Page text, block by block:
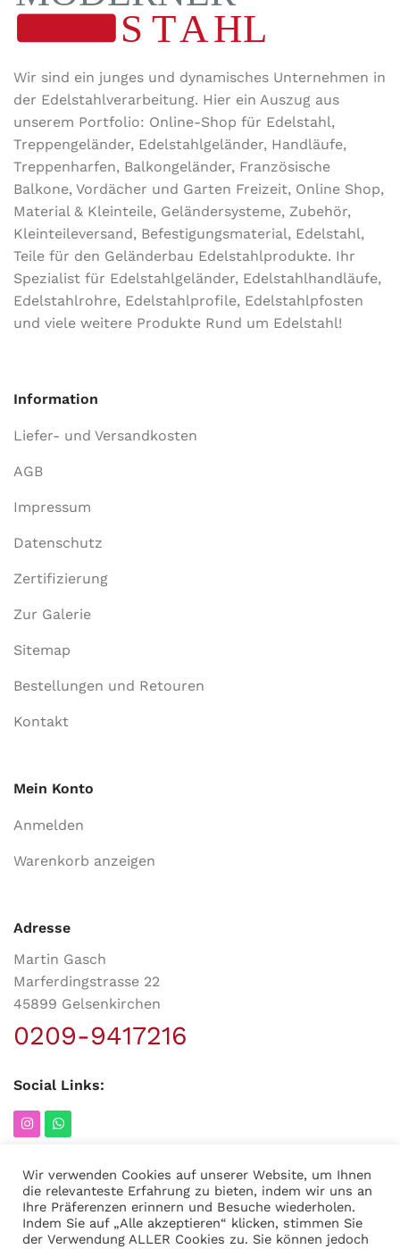
Wir sind ein junges und dynamisches Unternehmen in
der Edel­stahl­ver­arbeitung. Hier ein Auszug aus
unserem Portfolio: Online-Shop für Edelstahl,
Treppengeländer, Edelstahlgeländer, Handläufe,
Treppenharfen, Balkongeländer, Französische
Balkone, Vordächer und Garten Freizeit, Online Shop,
Material & Kleinteile, Geländersysteme, Zubehör,
Kleinteileversand, Befestigungsmaterial, Edelstahl,
Teile für den Geländerbau Edelstahlprodukte. Ihr
Spezialist für Edelstahlgeländer, Edelstahlhandläufe,
Edelstahlrohre, Edelstahlprofile, Edelstahlpfosten
und viele weitere Produkte Rund um Edelstahl!
Information
Liefer- und Versandkosten
AGB
Impressum
Datenschutz
Zertifizierung
Zur Galerie
Sitemap
Bestellungen und Retouren
Kontakt
Mein Konto
Anmelden
Warenkorb anzeigen
Adresse
Martin Gasch
Marferdingstrasse 22
45899 Gelsenkirchen
0209-9417216
Social Links:
MODERNER STAHL 2026 CREATED BY K6 Medien. Webdesign &
E-Commerce aus Dortmund.
Wir verwenden Cookies auf unserer Website, um Ihnen
die relevanteste Erfahrung zu bieten, indem wir uns an
Ihre Präferenzen erinnern und Besuche wiederholen.
Indem Sie auf „Alle akzeptieren“ klicken, stimmen Sie
der Verwendung ALLER Cookies zu. Sie können jedoch